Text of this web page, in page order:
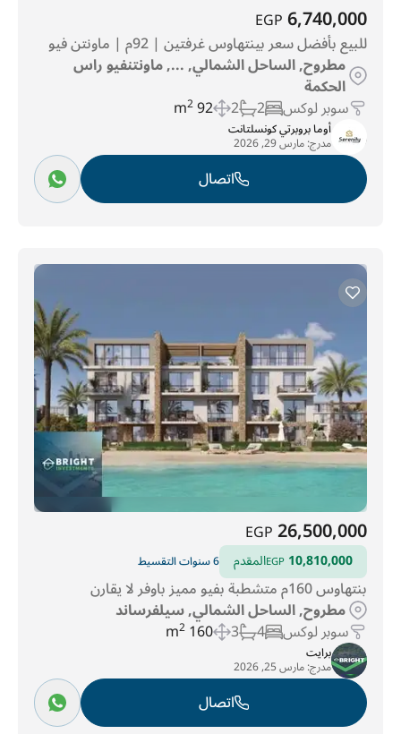
6,740,000
EGP
للبيع بأفضل سعر بينتهاوس غرفتين | 92م | ماونتن فيو
مطروح, الساحل الشمالي, ..., ماونتنفيو راس
الحكمة
سوبر لوكس 2
2
92 m
2
أوما بروبرتي كونسلتانت
مدرج:مارس 29, 2026
اتصال
26,500,000
EGP
10,810,000
EGPالمقدم 6 سنوات التقسيط
بنتهاوس 160م متشطبة بفيو مميز باوفر لا يقارن
مطروح, الساحل الشمالي, سيلفرساند
سوبر لوكس 4
3
160 m
2
برايت
مدرج:مارس 25, 2026
اتصال